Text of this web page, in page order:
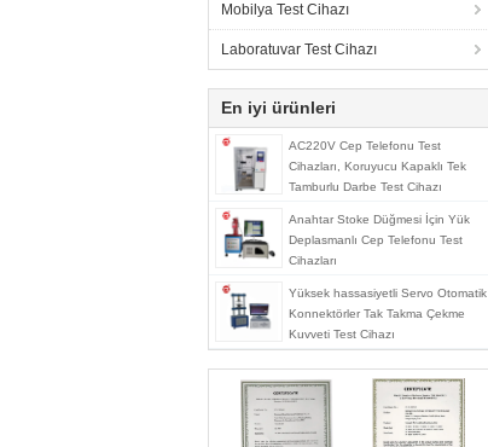
Mobilya Test Cihazı
Laboratuvar Test Cihazı
En iyi ürünleri
AC220V Cep Telefonu Test
Cihazları, Koruyucu Kapaklı Tek
Tamburlu Darbe Test Cihazı
Anahtar Stoke Düğmesi İçin Yük
Deplasmanlı Cep Telefonu Test
Cihazları
Yüksek hassasiyetli Servo Otomatik
Konnektörler Tak Takma Çekme
Kuvveti Test Cihazı